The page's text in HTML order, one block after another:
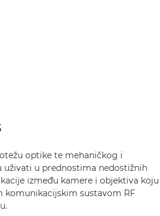
optike te mehaničkog i
u prednostima nedostižnih
između kamere i objektiva koju
komunikacijskim sustavom RF